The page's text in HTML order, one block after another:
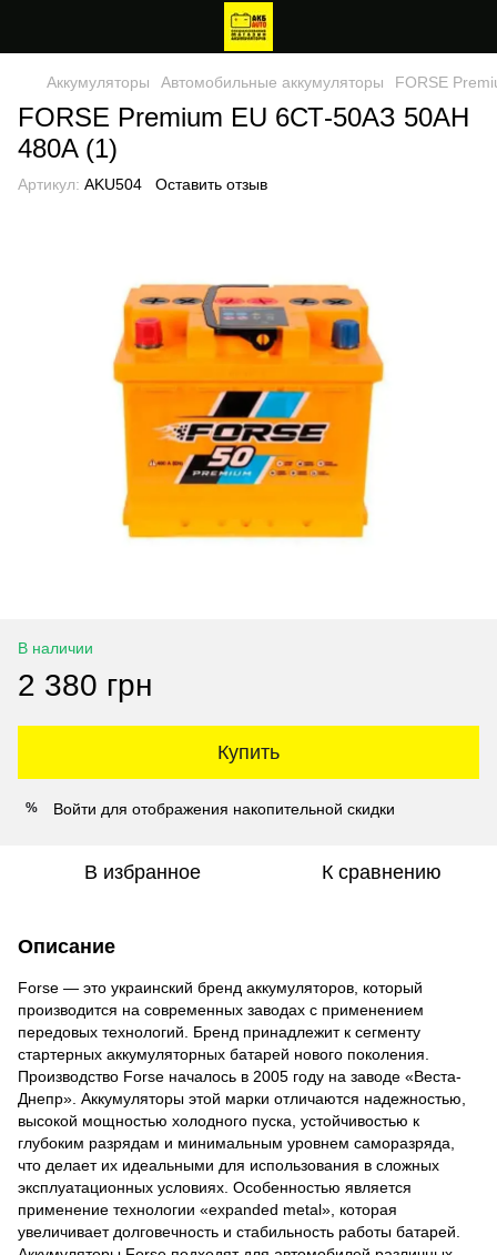
Аккумуляторы Автомобильные аккумуляторы FORSE
FORSE Premium EU 6СТ-50АЗ 50AH
480A (1)
Артикул: AKU504 Оставить отзыв
В наличии
2 380 грн
Купить
% Войти для отображения накопительной скидки
В избранное К сравнению
Описание
Forse — это украинский бренд аккумуляторов, который
производится на современных заводах с применением
передовых технологий. Бренд принадлежит к сегменту
стартерных аккумуляторных батарей нового поколения.
Производство Forse началось в 2005 году на заводе «Веста-
Днепр». Аккумуляторы этой марки отличаются надежностью,
высокой мощностью холодного пуска, устойчивостью к
глубоким разрядам и минимальным уровнем саморазряда,
что делает их идеальными для использования в сложных
эксплуатационных условиях. Особенностью является
применение технологии «expanded metal», которая
увеличивает долговечность и стабильность работы батарей.